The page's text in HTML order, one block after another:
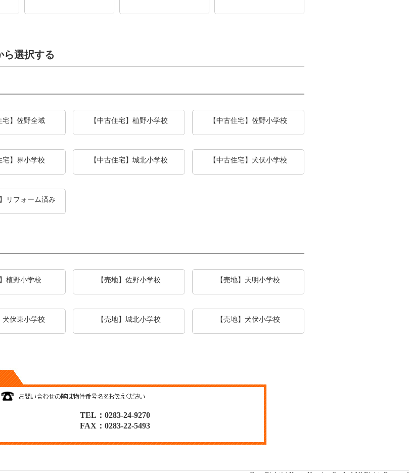
ら選択する
宅】佐野全域 【中古住宅】植野小学校 【中古住宅】佐野小学校
宅】界小学校 【中古住宅】城北小学校 【中古住宅】犬伏小学校
リフォーム済み
植野小学校 【売地】佐野小学校 【売地】天明小学校
犬伏東小学校 【売地】城北小学校 【売地】犬伏小学校
TEL：0283-24-9270
FAX：0283-22-5493